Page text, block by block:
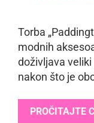
Torba
modnih
doživljava
nakon što je
PROČITAJTE